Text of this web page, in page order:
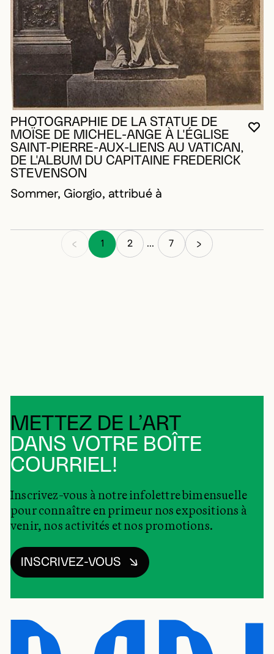
PHOTOGRAPHIE DE LA STATUE DE
MOÏSE DE MICHEL-ANGE À L'ÉGLISE
SAINT-PIERRE-AUX-LIENS AU VATICAN,
DE L'ALBUM DU CAPITAINE FREDERICK
STEVENSON
Sommer, Giorgio, attribué à
1 2 ... 7
METTEZ DE L’ART
DANS VOTRE BOÎTE
COURRIEL!
Inscrivez-vous à notre infolettre bimensuelle
pour connaître en primeur nos expositions à
venir, nos activités et nos promotions.
INSCRIVEZ-VOUS